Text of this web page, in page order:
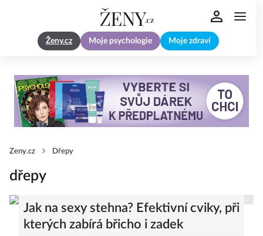
Ženy.cz Moje psychologie Moje zdraví
Zeny.cz Dřepy
dřepy
Jak na sexy stehna? Efektivní cviky, při
kterých zabírá břicho i zadek